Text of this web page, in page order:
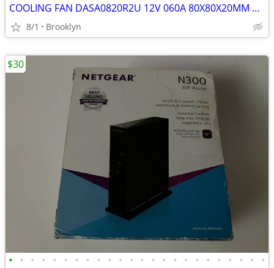
COOLING FAN DASA0820R2U 12V 060A 80X80X20MM 4WIRE HIGH AIRFLOW PWM HYD
8/1 Brooklyn
• • • • • • • • • • • • • • • • • • • • • • • •
$30